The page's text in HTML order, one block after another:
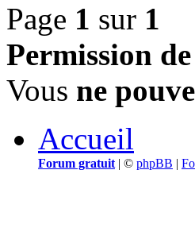
Page 1 sur 1
Permission
Vous ne
Accueil
Forum gratuit | © phpBB |